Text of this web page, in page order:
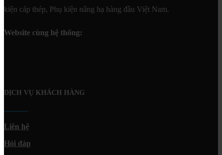
kiện cáp thép, Phụ kiện nâng hạ hàng đầu Việt Nam.
Website cùng hệ thống:
DỊCH VỤ KHÁCH HÀNG
Liên hệ
Hỏi đáp